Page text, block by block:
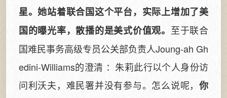
星。她站着联合国这个平台，实际上增加了美
国的曝光率，散播的是美式价值观。 至于联合
国难民事务高级专员公关部负责人Joung-ah Gh
edini-Williams的澄清 ：朱莉此行以个人身份访
问利沃夫，难民署并没有参与。怎么说呢， 你